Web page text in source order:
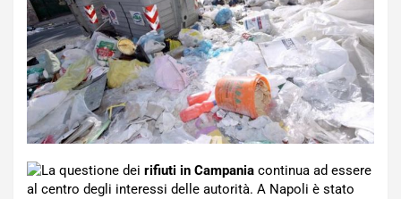
La questione dei rifiuti in Campania continua ad essere
al centro degli interessi delle autorità. A Napoli è stato